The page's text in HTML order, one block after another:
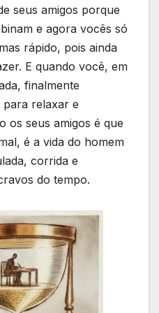
seus amigos porque
e agora vocês só
rápido, pois ainda
E quando você, em
finalmente
relaxar e
os seus amigos é que
é a vida do homem
corrida e
do tempo.